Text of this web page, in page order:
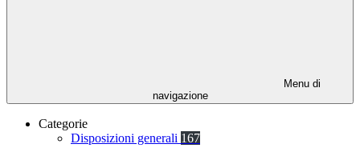
Menu di
navigazione
Categorie
Disposizioni generali 167